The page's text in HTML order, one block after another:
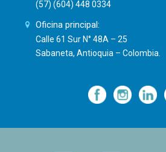
(57) (604) 448 0334
Oficina principal:
Calle 61 Sur N° 48A – 25
Sabaneta, Antioquia – Colombia.
— — —